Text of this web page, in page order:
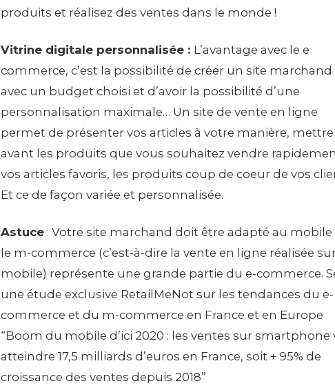
produits et réalisez des ventes dans le monde !
Vitrine digitale personnalisée : L’avantage avec le e
commerce, c’est la possibilité de créer un site marchand
avec un budget choisi et d’avoir la possibilité d’une
personnalisation maximale… Un site de vente en ligne
permet de présenter vos articles à votre manière, mettre
avant les produits que vous souhaitez vendre
vos articles favoris, les produits coup de coeur de vos
Et ce de façon variée et personnalisée.
Astuce : Votre site marchand doit être adapté au mobile
le m-commerce (c’est-à-dire la vente en ligne réalisée
mobile) représente une grande partie du e-commerce.
une étude exclusive RetailMeNot sur les tendances du e-
commerce et du m-commerce en France et en Europe
“Boom du mobile d’ici 2020 : les ventes sur smartphone
atteindre 17,5 milliards d’euros en France, soit + 95% de
croissance des ventes depuis 2018”